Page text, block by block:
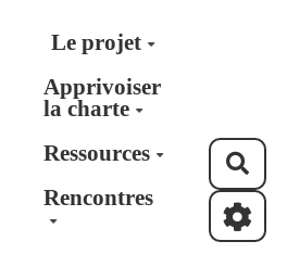
Le projet
Apprivoiser
la charte
Ressources
Rencontres